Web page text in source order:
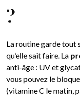
?
La routine garde tout
qu’elle sait faire. La
anti-âge : UV et
vous pouvez le
(vitamine C le matin,